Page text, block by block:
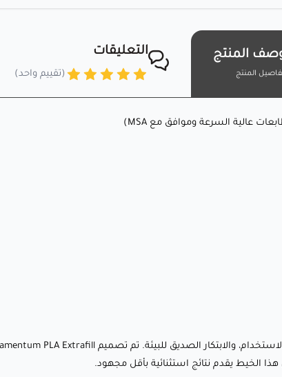
أفكارك إلى الحياة باستخدام خيط يجمع بين الجمال
Fillamentum PLA Extrafill بلون لايت ايفوري ناعم ليجعل كل
غير لامع وأنيق—لا حاجة للمعالجة اللاحقة.
صديقة للبيئة: مصنوعة من موارد متجددة، هذه المادة
المنتج
المنتج
التعليقات
(تقييم واحد)
الخيط يقدم نتائج استثنائية بأقل مجهود.